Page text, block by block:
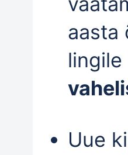
aasta
lingile
Uue